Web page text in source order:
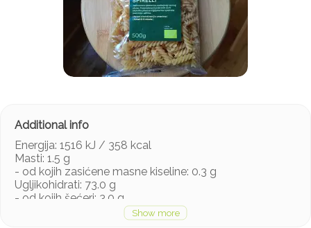
Energija: 1516 kJ / 358 kcal
Masti: 1.5 g
- od kojih zasićene masne kiseline: 0.3 g
Ugljikohidrati: 73.0 g
- od kojih šećeri: 3.0 g